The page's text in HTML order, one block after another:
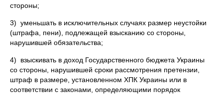
стороны;
3) уменьшать в исключительных случаях размер неустойки
(штрафа, пени), подлежащей взысканию со стороны,
нарушившей обязательства;
4) взыскивать в доход Государственного бюджета Украины
со стороны, нарушившей сроки рассмотрения претензии,
штраф в размере, установленном ХПК Украины или в
соответствии с законами, определяющими порядок